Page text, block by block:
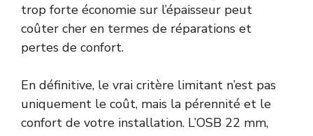
trop forte économie sur l’épaisseur peut
coûter cher en termes de réparations et
pertes de confort.
En définitive, le vrai critère limitant n’est pas
uniquement le coût, mais la pérennité et le
confort de votre installation. L’OSB 22 mm,